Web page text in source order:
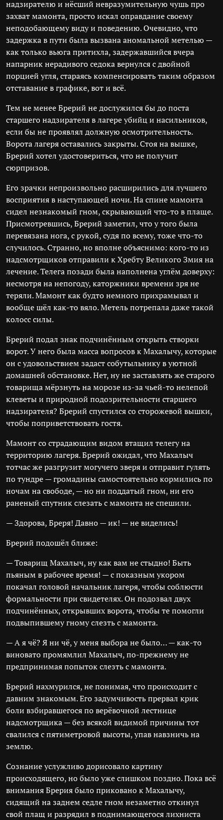
надзирателю и нёсший невразумительную чушь про
захват мамонта, просто искал оправдание своему
неподобающему виду и поведению. Очевидно, что
задержка в пути была вызвана аномальной метелью —
как только вьюга притихла, задержавшийся вчера
напарник нерадивого седока вернулся с двойной
порцией угля, стараясь компенсировать таким образом
отставание в графике, вот и всё.
Тем не менее Брерий не дослужился бы до поста
старшего надзирателя в лагере убийц и насильников,
если бы не проявлял должную осмотрительность.
Ворота лагеря оставались закрыты. Стоя на вышке,
Брерий хотел удостовериться, что не получит
сюрпризов.
Его зрачки непроизвольно расширились для лучшего
восприятия в наступающей ночи. На спине мамонта
сидел незнакомый гном, скрывающий что-то в плаще.
Присмотревшись, Брерий заметил, что у того была
перевязана нога, с рукой, судя по всему, тоже что-то
случилось. Странно, но вполне объяснимо: кого-то из
надсмотрщиков отправили к Хребту Великого Змия на
лечение. Телега позади была наполнена углём доверху:
несмотря на непогоду, каторжники времени зря не
теряли. Мамонт как будто немного прихрамывал и
вообще шёл как-то вяло. Метель потрепала даже такой
колосс силы.
Брерий подал знак подчинённым открыть створки
ворот. У него была масса вопросов к Махалычу, которые
он с удовольствием задаст собутыльнику в уютной
домашней обстановке. Нет, ну не заставлять же старого
товарища мёрзнуть на морозе из-за чьей-то нелепой
клеветы и природной подозрительности старшего
надзирателя? Брерий спустился со сторожевой вышки,
чтобы поприветствовать гостя.
Мамонт со страдающим видом втащил телегу на
территорию лагеря. Брерий ожидал, что Махалыч
тотчас же разгрузит могучего зверя и отправит гулять
по тундре — громадины самостоятельно кормились по
ночам на свободе, — но ни поддатый гном, ни его
раненый спутник слезать с мамонта не спешили.
— Здорова, Бреря! Давно — ик! — не виделись!
Брерий подошёл ближе:
— Товарищ Махалыч, ну как вам не стыдно! Быть
пьяным в рабочее время! — с показным укором
покачал головой начальник лагеря, чтобы соблюсти
формальности при свидетелях. Он подозвал двух
подчинённых, открывших ворота, чтобы те помогли
подвыпившему гному слезть с мамонта.
— А я чё? Я ни чё, у меня выбора не было… — как-то
виновато промямлил Махалыч, по-прежнему не
предпринимая попыток слезть с мамонта.
Брерий нахмурился, не понимая, что происходит с
давним знакомым. Его задумчивость прервал крик
боли взбиравшегося по верёвочной лестнице
надсмотрщика — без всякой видимой причины тот
свалился с пятиметровой высоты, упав навзничь на
землю.
Сознание услужливо дорисовало картину
происходящего, но было уже слишком поздно. Пока всё
внимания Брерия было приковано к Махалычу,
сидящий на заднем седле гном незаметно откинул
свой плащ и разрядил в поднимающегося лихниста